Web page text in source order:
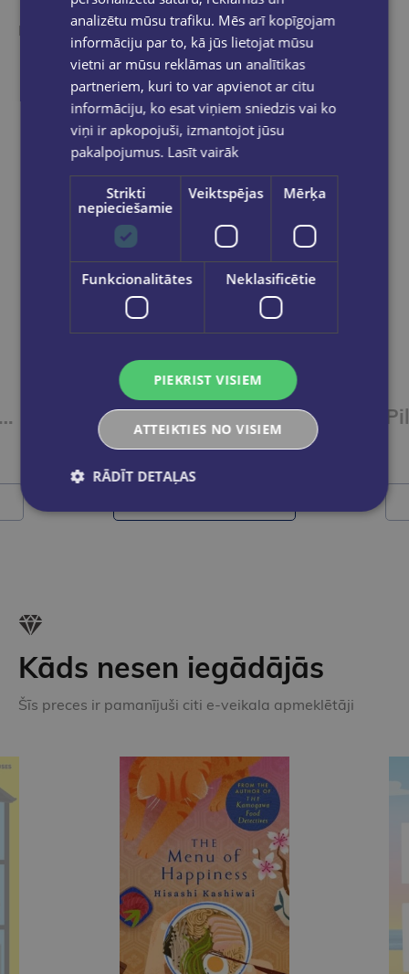
Ieskaties, varbūt noder
25mm,10gab., Bloom Saspraudes krūzītē 150 gb.,Bloom
€4.95
Kāds nesen iegādājās
Šīs preces ir pamanījuši citi e-veikala apmeklētāji
analizētu mūsu trafiku. Mēs arī kopīgojam
informāciju par to, kā jūs lietojat mūsu
vietni ar mūsu reklāmas un analītikas
partneriem, kuri to var apvienot ar citu
informāciju, ko esat viņiem sniedzis vai ko
viņi ir apkopojuši, izmantojot jūsu
pakalpojumus. Lasīt vairāk
Strikti
nepieciešamie
Veiktspējas Mērķa
Funkcionalitātes Neklasificētie
PIEKRIST VISIEM
ATTEIKTIES NO VISIEM
RĀDĪT DETAĻAS